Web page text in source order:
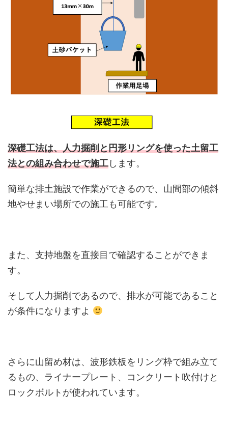
深礎工法は、人力掘削と円形リングを使った土留工
法との組み合わせで施工します。
簡単な排土施設で作業ができるので、山間部の傾斜
地やせまい場所での施工も可能です。
また、支持地盤を直接目で確認することができま
す。
そして人力掘削であるので、排水が可能であること
が条件になりますよ
さらに山留め材は、波形鉄板をリング枠で組み立て
るもの、ライナープレート、コンクリート吹付けと
ロックボルトが使われています。